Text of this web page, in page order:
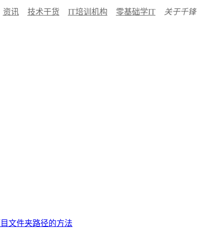
资讯 技术干货 IT培训机构 零基础学IT 关于千锋
文件夹路径的方法